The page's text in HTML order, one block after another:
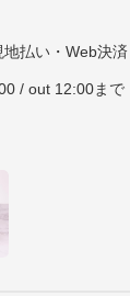
地払い・Web決済
/ out 12:00まで